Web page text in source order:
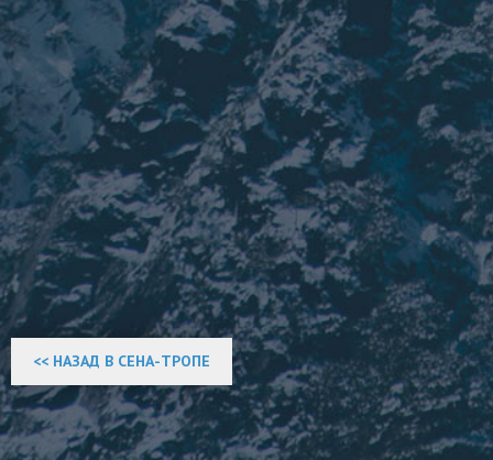
<< НАЗАД В СЕНА-ТРОПЕ